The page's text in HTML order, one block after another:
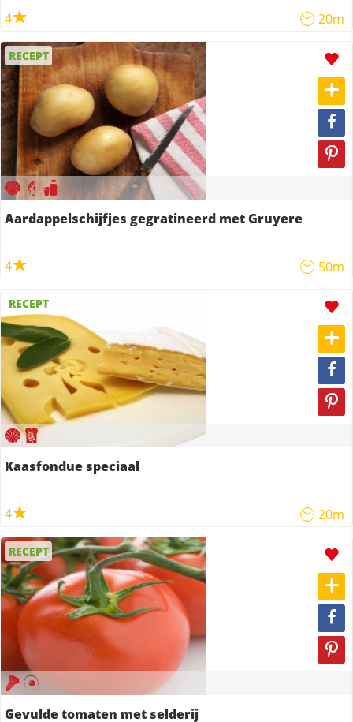
4 20m
RECEPT
Aardappelschijfjes gegratineerd met Gruyere
4 50m
RECEPT
Kaasfondue speciaal
4 20m
RECEPT
Gevulde tomaten met selderij